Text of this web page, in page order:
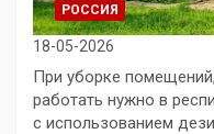
РОССИЯ
18-05-2026
При уборке
работать нужно в
с использованием